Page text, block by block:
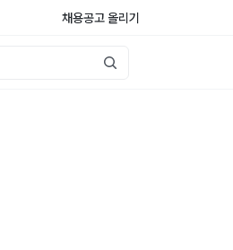
채용공고 올리기